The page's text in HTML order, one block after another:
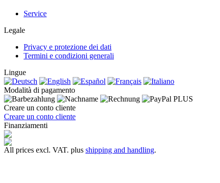
Service
Legale
Privacy e protezione dei dati
Termini e condizioni generali
Lingue
Modalità di pagamento
Creare un conto cliente
Creare un conto cliente
Finanziamenti
All prices excl. VAT. plus shipping and handling.